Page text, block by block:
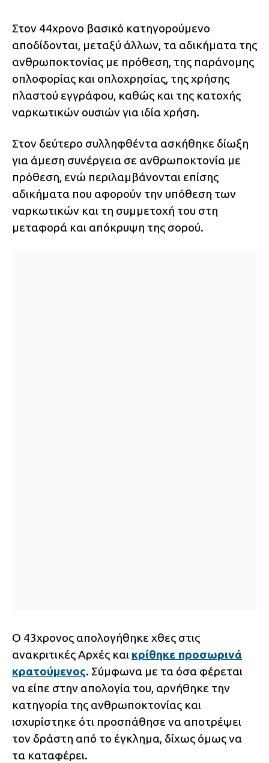
Στον 44χρονο βασικό κατηγορούμενο
αποδίδονται, μεταξύ άλλων, τα αδικήματα της
ανθρωποκτονίας με πρόθεση, της παράνομης
οπλοφορίας και οπλοχρησίας, της χρήσης
πλαστού εγγράφου, καθώς και της κατοχής
ναρκωτικών ουσιών για ιδία χρήση.
Στον δεύτερο συλληφθέντα ασκήθηκε δίωξη
για άμεση συνέργεια σε ανθρωποκτονία με
πρόθεση, ενώ περιλαμβάνονται επίσης
αδικήματα που αφορούν την υπόθεση των
ναρκωτικών και τη συμμετοχή του στη
μεταφορά και απόκρυψη της σορού.
Ο 43χρονος απολογήθηκε χθες στις
ανακριτικές Αρχές και κρίθηκε προσωρινά
κρατούμενος. Σύμφωνα με τα όσα φέρεται
να είπε στην απολογία του, αρνήθηκε την
κατηγορία της ανθρωποκτονίας και
ισχυρίστηκε ότι προσπάθησε να αποτρέψει
τον δράστη από το έγκλημα, δίχως όμως να
τα καταφέρει.